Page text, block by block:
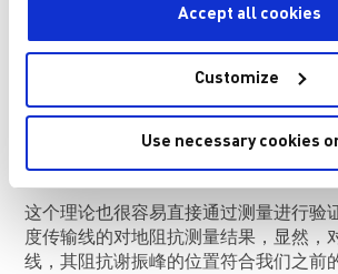
Accept all cookies
Customize
Use necessary cookies
通过（6），根据三角函数的性质，在l
奇数倍时（如1/4λ，3/4λ等），这个阻
振，导致EMI传播路径上的阻抗大幅减
的实际情况，1/4λ，3/4λ对应的频率分
95.1MHz，这也就解释了为什么上篇图3
这两个峰。
这个理论也很容易直接通过测量进行验
度传输线的对地阻抗测量结果，显然，
线，其阻抗谢振峰的位置符合我们之前